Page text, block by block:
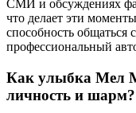
СМИ и обсуждениях
что делает эти
способность общаться
профессиональный
Как улыбка Мел
личность и шарм?